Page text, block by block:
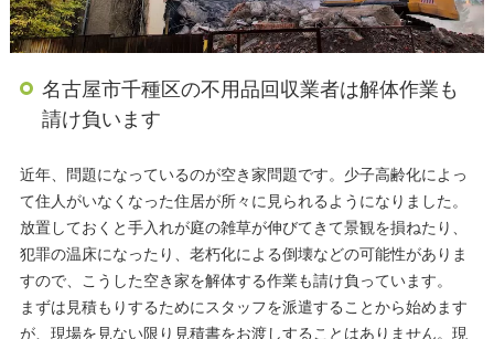
名古屋市千種区の不用品回収業者は解体作業も
請け負います
近年、問題になっているのが空き家問題です。少子高齢化によっ
て住人がいなくなった住居が所々に見られるようになりました。
放置しておくと手入れが庭の雑草が伸びてきて景観を損ねたり、
犯罪の温床になったり、老朽化による倒壊などの可能性がありま
すので、こうした空き家を解体する作業も請け負っています。
まずは見積もりするためにスタッフを派遣することから始めます
が、現場を見ない限り見積書をお渡しすることはありません。現